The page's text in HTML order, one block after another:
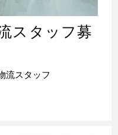
スタッフ募
流スタッフ